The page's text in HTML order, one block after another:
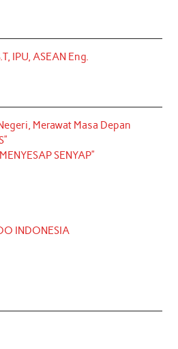
IPU, ASEAN Eng.
Merawat Masa Depan
SENYAP”
INDONESIA